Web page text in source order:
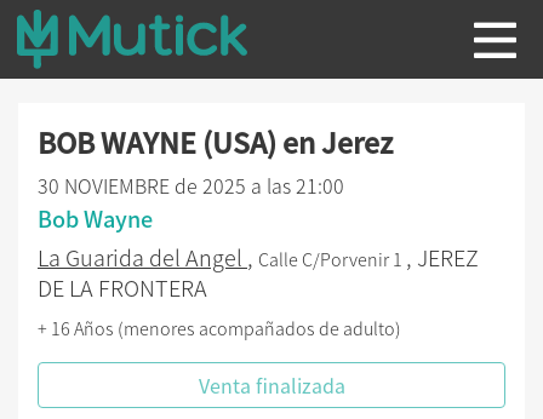
BOB WAYNE (USA) en Jerez
30 NOVIEMBRE de 2025 a las 21:00
Bob Wayne
La Guarida del Angel , Calle C/Porvenir 1 , JEREZ
DE LA FRONTERA
+ 16 Años (menores acompañados de adulto)
Venta finalizada